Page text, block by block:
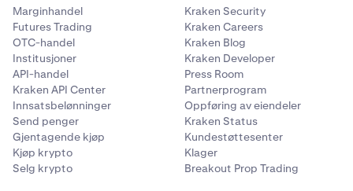
Marginhandel
Futures Trading
OTC-handel
Institusjoner
API-handel
Kraken API Center
Innsatsbelønninger
Send penger
Gjentagende kjøp
Kjøp krypto
Selg krypto
Kraken Security
Kraken Careers
Kraken Blog
Kraken Developer
Press Room
Partnerprogram
Oppføring av eiendeler
Kraken Status
Kundestøttesenter
Klager
Breakout Prop Trading